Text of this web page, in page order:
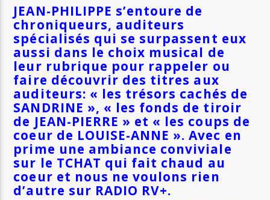
JEAN-PHILIPPE s’entoure de
chroniqueurs, auditeurs
spécialisés qui se surpassent eux
aussi dans le choix musical de
leur rubrique pour rappeler ou
faire découvrir des titres aux
auditeurs: « les trésors cachés de
SANDRINE », « les fonds de tiroir
de JEAN-PIERRE » et « les coups de
coeur de LOUISE-ANNE ». Avec en
prime une ambiance conviviale
sur le TCHAT qui fait chaud au
coeur et nous ne voulons rien
d’autre sur RADIO RV+.